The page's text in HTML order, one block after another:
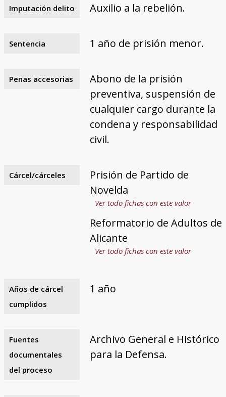
Imputación delito Auxilio a la rebelión.
Sentencia 1 año de prisión menor.
Penas accesorias
Abono de la prisión
preventiva, suspensión de
cualquier cargo durante la
condena y responsabilidad
civil.
Cárcel/cárceles
Prisión de Partido de
Novelda
Ver todo fichas con este valor
Reformatorio de Adultos de
Alicante
Ver todo fichas con este valor
Años de cárcel
cumplidos
1 año
Fuentes
documentales
del proceso
Archivo General e Histórico
para la Defensa.